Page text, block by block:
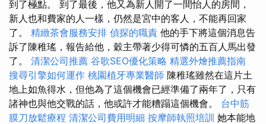
到了極點。 到了最後，他又為新人開了一間怡人的房間，
新人也和費家的人一樣，仍然是宮中的客人，不能再回家
了。 精緻茶會服務安排 偵探的職責 他的手下將這個消息告
訴了陳稚瑤，報告給他，穀主帶著少得可憐的五百人馬出發
了。 清潔公司推薦 谷歌SEO優化策略 精選外燴推薦指南
搜尋引擎如何運作 桃園植牙專業醫師 陳稚瑤雖然在這片土
地上如魚得水，但他為了這個機會已經準備了兩年了，只有
諸神也與他交戰的話，他或許才能糟蹋這個機會。 台中筋
膜刀放鬆療程 清潔公司費用明細 按摩師執照培訓 她本能地